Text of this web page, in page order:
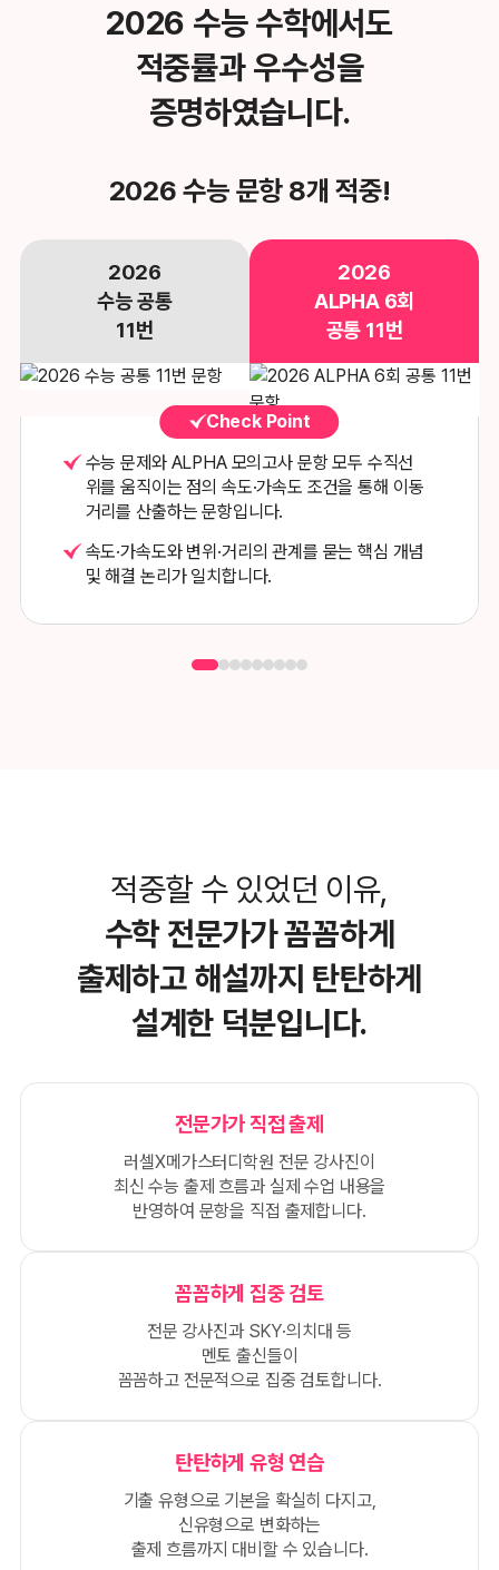
2026 수능 수학에서도
적중률과 우수성을
증명하였습니다.
2026 수능 문항 8개 적중!
2026
수능 공통
11번
2026
ALPHA 6회
공통 11번
Check Point
수능 문제와 ALPHA 모의고사 문항 모두 수직선
위를 움직이는 점의 속도·가속도 조건을 통해 이동
거리를 산출하는 문항입니다.
속도·가속도와 변위·거리의 관계를 묻는 핵심 개념
및 해결 논리가 일치합니다.
적중할 수 있었던 이유,
수학 전문가가 꼼꼼하게
출제하고 해설까지 탄탄하게
설계한 덕분입니다.
전문가가 직접 출제
러셀X메가스터디학원 전문 강사진이
최신 수능 출제 흐름과 실제 수업 내용을
반영하여 문항을 직접 출제합니다.
꼼꼼하게 집중 검토
전문 강사진과 SKY·의치대 등
멘토 출신들이
꼼꼼하고 전문적으로 집중 검토합니다.
탄탄하게 유형 연습
기출 유형으로 기본을 확실히 다지고,
신유형으로 변화하는
출제 흐름까지 대비할 수 있습니다.